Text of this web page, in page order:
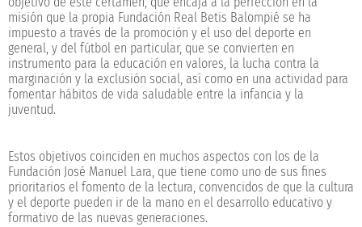
misión que la propia Fundación Real Betis Balompié se ha
impuesto a través de la promoción y el uso del deporte en
general, y del fútbol en particular, que se convierten en
instrumento para la educación en valores, la lucha contra la
marginación y la exclusión social, así como en una actividad para
fomentar hábitos de vida saludable entre la infancia y la
juventud.
Estos objetivos coinciden en muchos aspectos con los de la
Fundación José Manuel Lara, que tiene como uno de sus fines
prioritarios el fomento de la lectura, convencidos de que la cultura
y el deporte pueden ir de la mano en el desarrollo educativo y
formativo de las nuevas generaciones.